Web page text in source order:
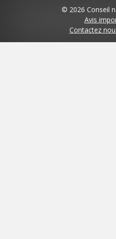
© 2026 Conseil
Avis
Contactez